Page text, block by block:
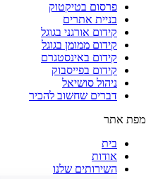
פרסום בטיקטוק
בניית אתרים
קידום אורגני בגוגל
קידום ממומן בגוגל
קידום באינסטגרם
קידום בפייסבוק
ניהול סושיאל
דברים שחשוב להכיר
מפת אתר
בית
אודות
השירותים שלנו